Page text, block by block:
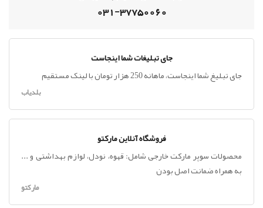
031-37750060
جای تبلیغات شما اینجاست
جای تبلیغ شما اینجاست، ماهانه 250 هزار تومان با لینک مستقیم
بلدیاب
فروشگاه آنلاین مارکتو
محصولات سوپر مارکت خارجی شامل: قهوه، نودل، لوازم بهداشتی و ...
به همراه ضمانت اصل بودن
مارکتو